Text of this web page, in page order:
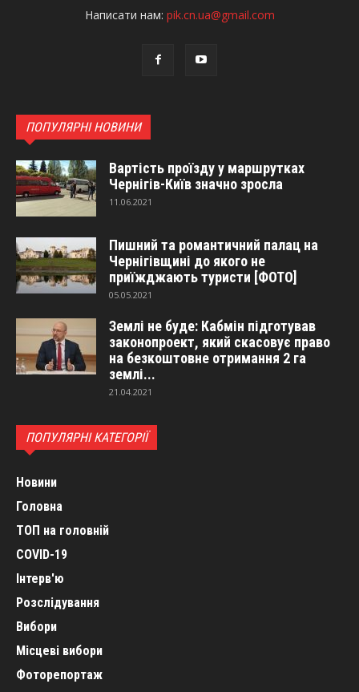
Написати нам: pik.cn.ua@gmail.com
ПОПУЛЯРНІ НОВИНИ
Вартість проїзду у маршрутках
Чернігів-Київ значно зросла
11.06.2021
Пишний та романтичний палац на
Чернігівщині до якого не
приїжджають туристи [ФОТО]
05.05.2021
Землі не буде: Кабмін підготував
законопроект, який скасовує право
на безкоштовне отримання 2 га
землі...
21.04.2021
ПОПУЛЯРНІ КАТЕГОРІЇ
Новини
Головна
ТОП на головній
COVID-19
Інтерв'ю
Розслідування
Вибори
Місцеві вибори
Фоторепортаж